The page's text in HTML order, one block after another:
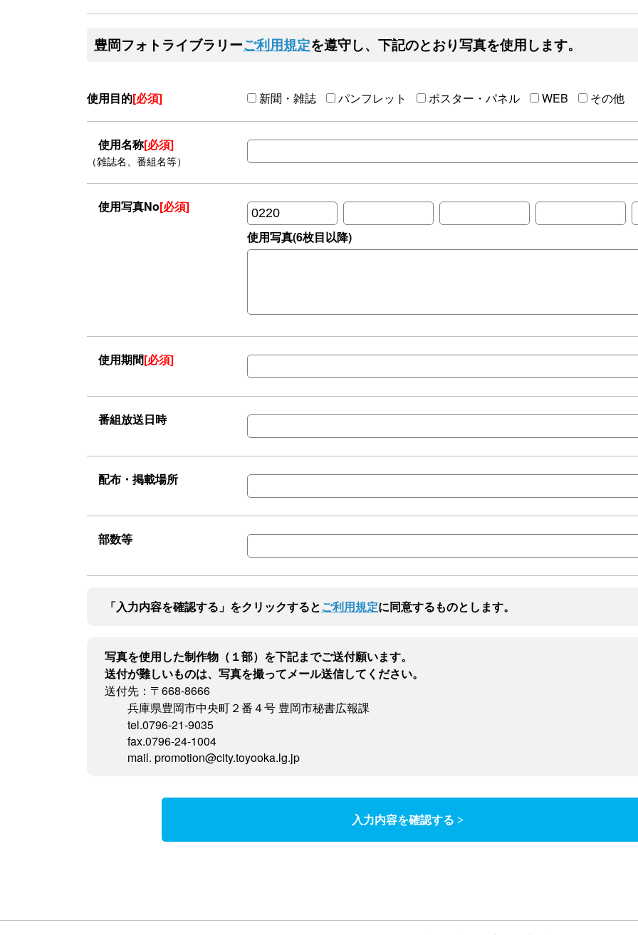
豊岡フォトライブラリーご利用規定を遵守し、下記のとおり写真を使用します。
使用目的[必須] 新聞・雑誌 パンフレット ポスター・パネル WEB その他
使用名称[必須]
（雑誌名、番組名等）
使用写真No[必須]
使用写真(6枚目以降)
使用期間[必須]
番組放送日時
配布・掲載場所
部数等
「入力内容を確認する」をクリックするとご利用規定に同意するものとします。
写真を使用した制作物（１部）を下記までご送付願います。
送付が難しいものは、写真を撮ってメール送信してください。
送付先：〒668-8666
兵庫県豊岡市中央町２番４号 豊岡市秘書広報課
tel.0796-21-9035
fax.0796-24-1004
mail. promotion@city.toyooka.lg.jp